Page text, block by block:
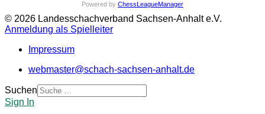
Powered by ChessLeagueManager
© 2026 Landesschachverband Sachsen-Anhalt e.V.
Anmeldung als Spielleiter
Impressum
webmaster@schach-sachsen-anhalt.de
Suchen
Sign In